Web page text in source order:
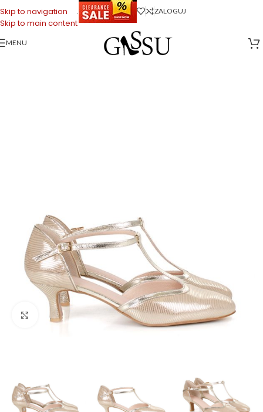
Skip to navigation
Skip to main content
. ZALOGUJ
MENU
Strona główna Sklep firmowy Gassu>Buty do Tańca
Kliknij, aby powiększyć